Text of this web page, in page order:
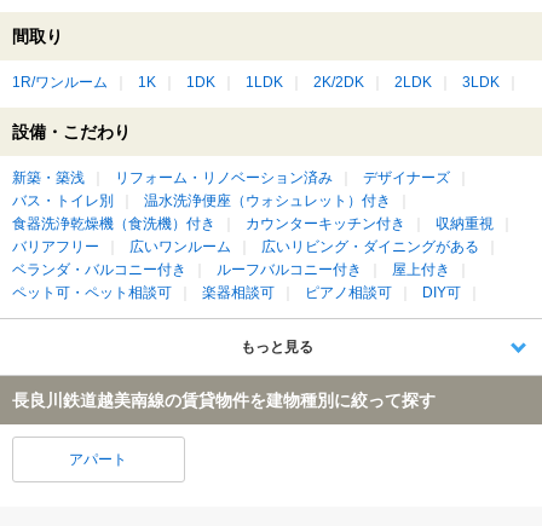
間取り
1R/ワンルーム 1K 1DK 1LDK 2K/2DK 2LDK 3LDK
設備・こだわり
新築・築浅 リフォーム・リノベーション済み
デザイナーズ
バス・トイレ別
温水洗浄便座（ウォシュレット）付き
食器洗浄乾燥機（食洗機）付き
カウンターキッチン付き
収納重視
バリアフリー
広いワンルーム
広いリビング・ダイニングがある
ベランダ・バルコニー付き
ルーフバルコニー付き
屋上付き
ペット可・ペット相談可
楽器相談可 ピアノ相談可 DIY可
もっと見る
長良川鉄道越美南線の賃貸物件を建物種別に絞って探す
アパート